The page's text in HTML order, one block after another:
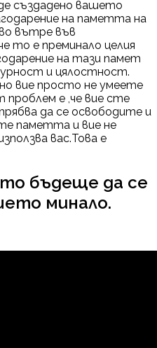
създадено вашето
на паметта на
вътре във
то е преминало целия
на тази памет
и цялостност.
вие просто не умеете
проблем е ,че вие сте
да се освободите и
паметта и вие не
вас.Това е
бъдеще да се
минало.